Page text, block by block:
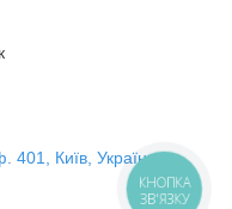
401, Київ, Україна
КНОПКА
ЗВ'ЯЗКУ